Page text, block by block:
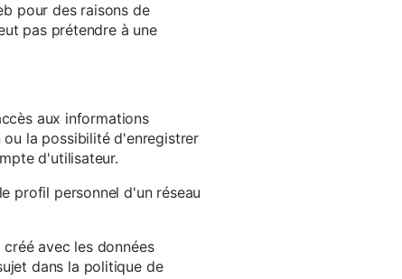
pour des raisons de
pas prétendre à une
aux informations
la possibilité d'enregistrer
d'utilisateur.
profil personnel d'un réseau
avec les données
dans la politique de